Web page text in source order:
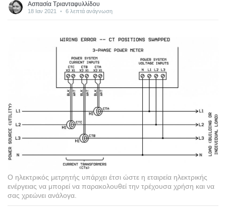
Ασπασία Τριανταφυλλίδου
18 Ιαν 2021 • 6 λεπτά ανάγνωση
Ο ηλεκτρικός μετρητής υπάρχει έτσι ώστε η εταιρεία ηλεκτρικής
ενέργειας να μπορεί να παρακολουθεί την τρέχουσα χρήση και να
σας χρεώνει ανάλογα.